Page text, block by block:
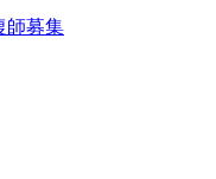
師募集